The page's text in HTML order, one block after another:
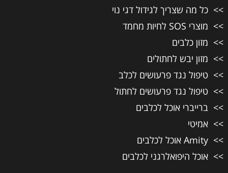
כל מה שצריך לגידול דגי נוי
מוצרי SOS לחיות מחמד
מזון כלבים
מזון יבש לחתולים
טיפול נגד פרעושים לכלב
טיפול נגד פרעושים לחתול
ברייברי אוכל לכלבים
אמיטי
Amity אוכל לכלבים
אוכל היפואלרגני לכלבים